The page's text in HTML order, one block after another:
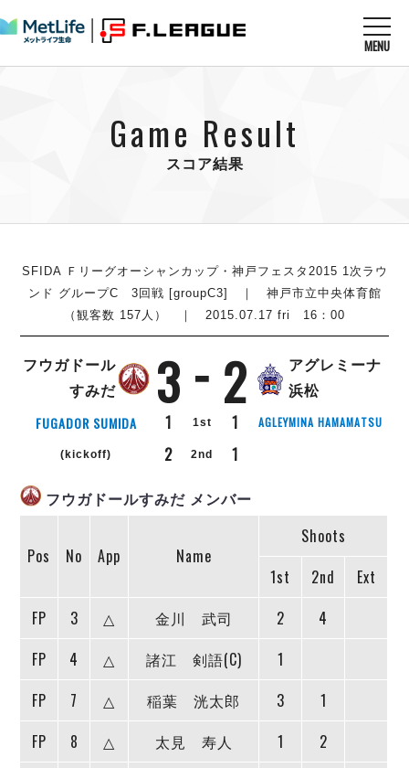
MENU
すべてのニュース
U-23選抜
チケット
メディア情報
その他
試合を観る MATCHES
順位表
戦績表
警告・退場・出場停止選手
個人ランキング｜シュート
個人ランキング｜シュート成功率
個人ランキング｜第2PK
メットライフ生命Ｆ２リーグ
戦績表
個人ランキング｜ゴール
個人ランキング｜シュート成功率
メットライフ生命Ｆリーグカップ 2026
エスポラーダ北海道
バルドラール浦安
フウガドールすみだ
しながわシティ
立川アスレティックFC
ペスカドーラ町田
湘南ベルマーレ
名古屋オーシャンズ
ボルクバレット北九州
メットライフ生命Ｆ２リーグ
マルバ水戸FC
Y．S．C．C．横浜
チケットを買う TICKET
アリーナ情報
ABOUT US
リーグ概要
リーグ要項
アリーナ観戦マナー&ルール
Ｆリーグカップ 試合記録
リーグ統計データ
ハットトリック
Game Result
スコア結果
SFIDA Ｆリーグオーシャンカップ・神戸フェスタ2015 1次ラウ
ンド グループC 3回戦 [groupC3] ｜ 神戸市立中央体育館
（観客数 157人） ｜ 2015.07.17 fri 16：00
フウガドール
すみだ
3 2
アグレミーナ
浜松
FUGADOR SUMIDA 1 1st 1 AGLEYMINA HAMAMATSU
(kickoff) 2 2nd
1
フウガドールすみだ メンバー
Pos No App Name
Shoots
1st
2nd
Ext
FP
3 △ 金川 武司 2
4
FP
4 △ 諸江 剣語(C)
1
FP
7 △ 稲葉 洸太郎 3
1
FP
8 △ 太見 寿人 1
2